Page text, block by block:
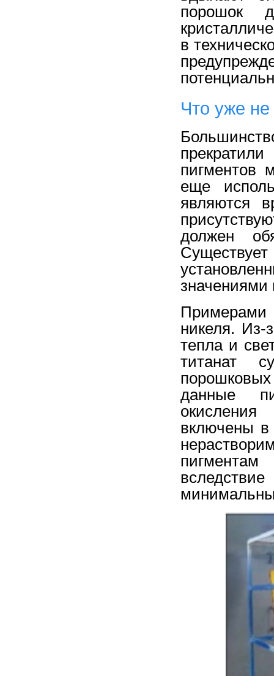
порошок
в
Что уже не
пигментов
еще
являются
должен
значениями
Примерами
никеля. Из-
тепла и
титанат
данные
включены в
пигментам